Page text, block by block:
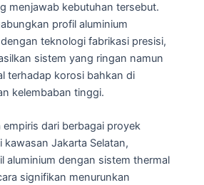
menjawab kebutuhan tersebut.
profil aluminium
teknologi fabrikasi presisi,
sistem yang ringan namun
terhadap korosi bahkan di
kelembaban tinggi.
empiris dari berbagai proyek
kawasan Jakarta Selatan,
aluminium dengan sistem thermal
signifikan menurunkan